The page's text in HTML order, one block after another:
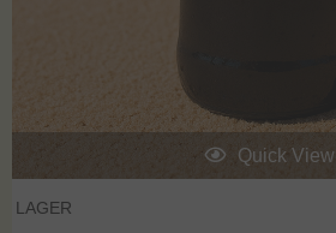
Quick View
LAGER